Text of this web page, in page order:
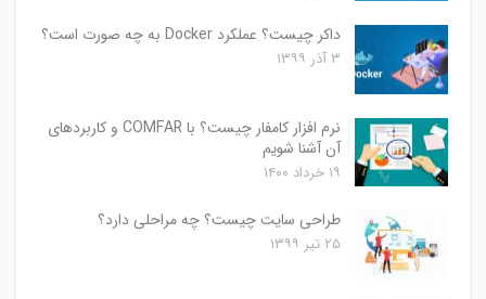
داکر چیست؟ عملکرد Docker به چه صورت است؟
۳ آذر ۱۳۹۹
نرم افزار کامفار چیست؟ با COMFAR و کاربردهای
آن آشنا شویم
۱۹ خرداد ۱۴۰۰
طراحی سایت چیست؟ چه مراحلی دارد؟
۲۵ تیر ۱۳۹۹